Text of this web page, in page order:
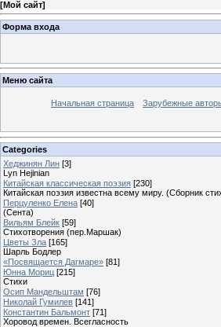
[Мой сайт]
Форма входа
Меню сайта
Начальная страница Зарубежные
Categories
Хеджинян Лин [3]
Lyn Hejinian
Китайская классическая поэзия [230]
Китайская поэзия известна всему миру. (Сборник
Перцуленко Елена [40]
(Сента)
Вильям Блейк [59]
Стихотворения (пер.Маршак)
Цветы Зла [165]
Шарль Бодлер
«Посвящается Дагмаре» [81]
Юнна Мориц [215]
Стихи
Осип Мандельштам [76]
Николай Гумилев [141]
Константин Бальмонт [71]
Хоровод времен. Всегласность